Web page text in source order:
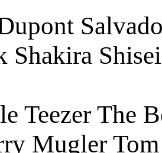
Shakira
Teezer The
Mugler